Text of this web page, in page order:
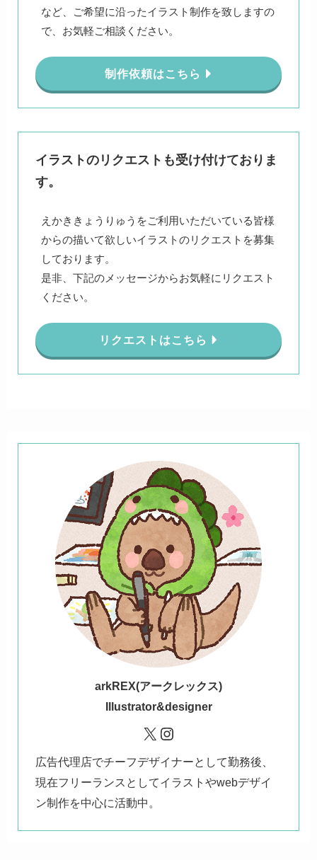
など、ご希望に沿ったイラスト制作を致しますの
で、お気軽ご相談ください。
制作依頼はこちら
イラストのリクエストも受け付けておりま
す。
えかききょうりゅうをご利用いただいている皆様
からの描いて欲しいイラストのリクエストを募集
しております。
是非、下記のメッセージからお気軽にリクエスト
ください。
リクエストはこちら
arkREX(アークレックス)
Illustrator&designer
X Instagram
広告代理店でチーフデザイナーとして勤務後、
現在フリーランスとしてイラストやwebデザイ
ン制作を中心に活動中。